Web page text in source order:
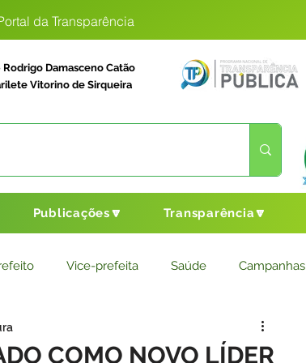
da Transparência
Rodrigo Damasceno Catão
Vitorino de Sirqueira
Publicações🔽 Transparência🔽
Vice-prefeita Saúde Campanhas
Cultura e Esporte
COMO NOVO LÍDER